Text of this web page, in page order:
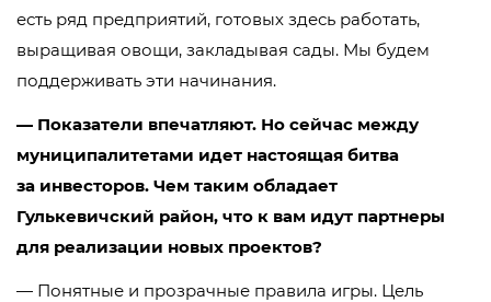
есть ряд предприятий, готовых здесь работать,
выращивая овощи, закладывая сады. Мы будем
поддерживать эти начинания.
— Показатели впечатляют. Но сейчас между
муниципалитетами идет настоящая битва
за инвесторов. Чем таким обладает
Гулькевичский район, что к вам идут партнеры
для реализации новых проектов?
— Понятные и прозрачные правила игры. Цель